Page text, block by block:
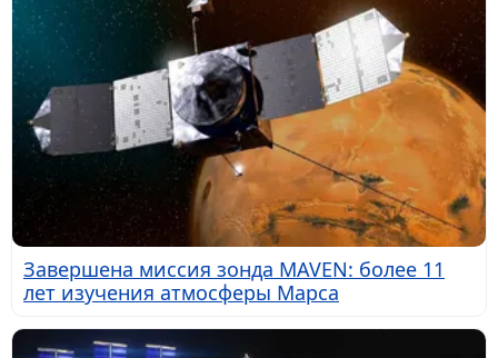
Завершена миссия зонда MAVEN: более 11
лет изучения атмосферы Марса